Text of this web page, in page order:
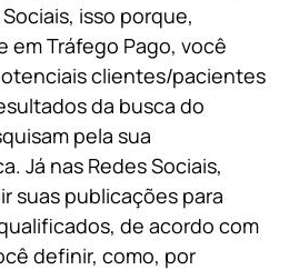
isso porque,
em Tráfego Pago, você
clientes/pacientes
da busca do
pela sua
Já nas Redes Sociais,
suas publicações para
de acordo com
definir, como, por